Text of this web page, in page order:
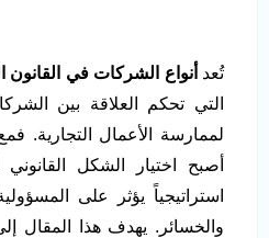
تُعد أنواع الشركات في القانون
التي تحكم العلاقة بين
لممارسة الأعمال التجارية.
أصبح اختيار الشكل القانوني
استراتيجياً يؤثر على
والخسائر. يهدف هذا المقال